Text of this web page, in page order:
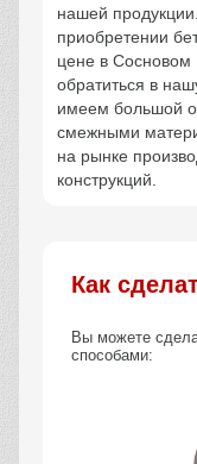
нашей
приобретении
цене в Сосновом
обратиться в
имеем большой
смежными
на рынке
конструкций.
Как
Вы можете
способами: